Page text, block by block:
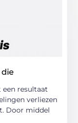
een resultaat
verliezen
Door middel